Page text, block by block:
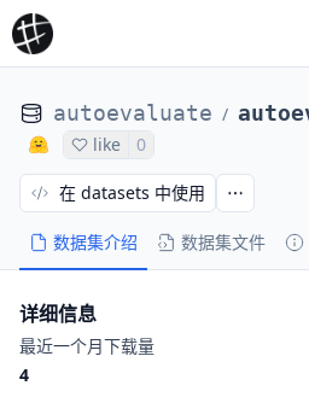
autoevaluate /
like 0
数据集介绍 数据集文件
在 datasets 中使用
详细信息
最近一个月下载量
4